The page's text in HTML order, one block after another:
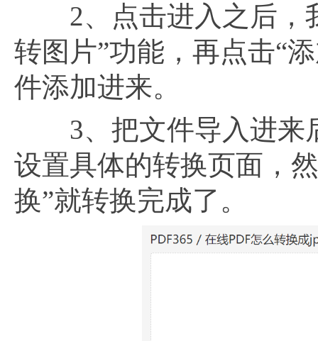
2、点击进入之后，我
转图片”功能，再点击“
件添加进来。
3、把文件导入进来
设置具体的转换页面，
换”就转换完成了。